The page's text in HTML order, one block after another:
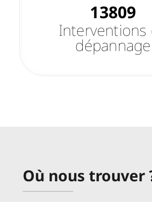
13809
Interventions
dépannage
Où nous trouver